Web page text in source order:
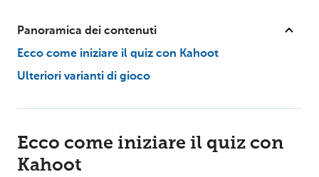
Panoramica dei contenuti
Ecco come iniziare il quiz con Kahoot
Ulteriori varianti di gioco
Ecco come iniziare il quiz con
Kahoot